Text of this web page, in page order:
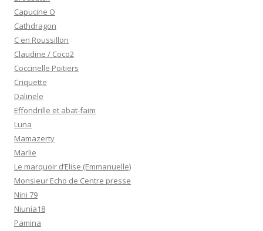
Capucine O
Cathdragon
C en Roussillon
Claudine / Coco2
Coccinelle Poitiers
Criquette
Dalinele
Effondrille et abat-faim
Luna
Mamazerty
Marlie
Le marquoir d’Elise (Emmanuelle)
Monsieur Echo de Centre presse
Nini 79
Niunia18
Pamina